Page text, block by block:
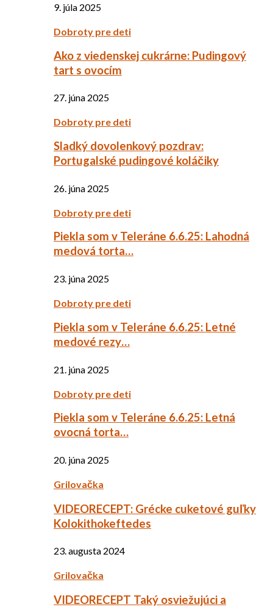
9. júla 2025
Dobroty pre deti
Ako z viedenskej cukrárne: Pudingový
tart s ovocím
27. júna 2025
Dobroty pre deti
Sladký dovolenkový pozdrav:
Portugalské pudingové koláčiky
26. júna 2025
Dobroty pre deti
Piekla som v Teleráne 6.6.25: Lahodná
medová torta…
23. júna 2025
Dobroty pre deti
Piekla som v Teleráne 6.6.25: Letné
medové rezy…
21. júna 2025
Dobroty pre deti
Piekla som v Teleráne 6.6.25: Letná
ovocná torta…
20. júna 2025
Grilovačka
VIDEORECEPT: Grécke cuketové guľky
Kolokithokeftedes
23. augusta 2024
Grilovačka
VIDEORECEPT Taký osviežujúci a